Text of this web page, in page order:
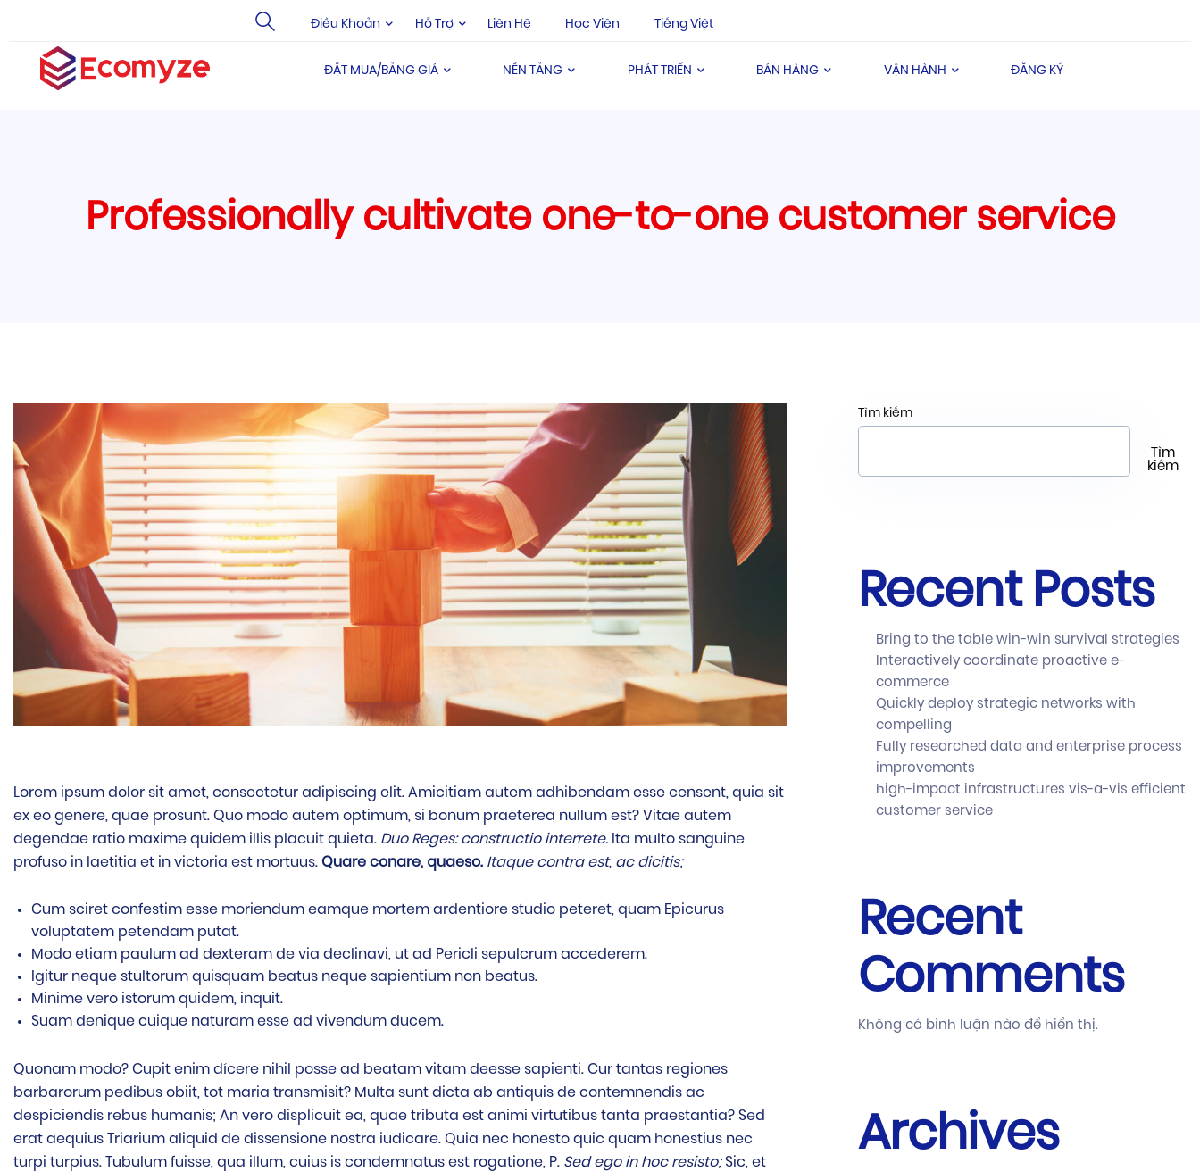
Điều Khoản Hỗ Trợ Liên Hệ Học Viện Tiếng Việt
ĐẶT MUA/BẢNG GIÁ NỀN TẢNG PHÁT TRIỂN BÁN HÀNG VẬN HÀNH ĐĂNG KÝ
Professionally cultivate one-to-one customer service
Lorem ipsum dolor sit amet, consectetur adipiscing elit. Amicitiam autem adhibendam esse censent, quia sit
ex eo genere, quae prosunt. Quo modo autem optimum, si bonum praeterea nullum est? Vitae autem
degendae ratio maxime quidem illis placuit quieta. Duo Reges: constructio interrete. Ita multo sanguine
profuso in laetitia et in victoria est mortuus. Quare conare, quaeso. Itaque contra est, ac dicitis;
Cum sciret confestim esse moriendum eamque mortem ardentiore studio peteret, quam Epicurus
voluptatem petendam putat.
Modo etiam paulum ad dexteram de via declinavi, ut ad Pericli sepulcrum accederem.
Igitur neque stultorum quisquam beatus neque sapientium non beatus.
Minime vero istorum quidem, inquit.
Suam denique cuique naturam esse ad vivendum ducem.
Quonam modo? Cupit enim dícere nihil posse ad beatam vitam deesse sapienti. Cur tantas regiones
barbarorum pedibus obiit, tot maria transmisit? Multa sunt dicta ab antiquis de contemnendis ac
despiciendis rebus humanis; An vero displicuit ea, quae tributa est animi virtutibus tanta praestantia? Sed
erat aequius Triarium aliquid de dissensione nostra iudicare. Quia nec honesto quic quam honestius nec
turpi turpius. Tubulum fuisse, qua illum, cuius is condemnatus est rogatione, P. Sed ego in hoc resisto;Sic, et
Tìm kiếm
Tìm
kiếm
Recent Posts
Bring to the table win-win survival strategies
Interactively coordinate proactive e-
commerce
Quickly deploy strategic networks with
compelling
Fully researched data and enterprise process
improvements
high-impact infrastructures vis-a-vis efficient
customer service
Recent
Comments
Không có bình luận nào để hiển thị.
Archives